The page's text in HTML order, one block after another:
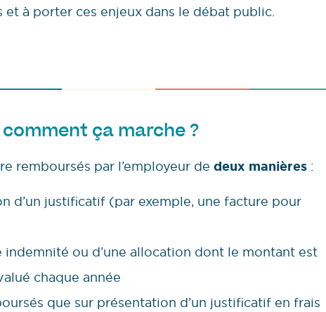
à porter ces enjeux dans le débat public.
ça marche ?
remboursés par l’employeur de deux manières :
d’un justificatif (par exemple, une facture pour
indemnité ou d’une allocation dont le montant est
chaque année
que sur présentation d’un justificatif en frais